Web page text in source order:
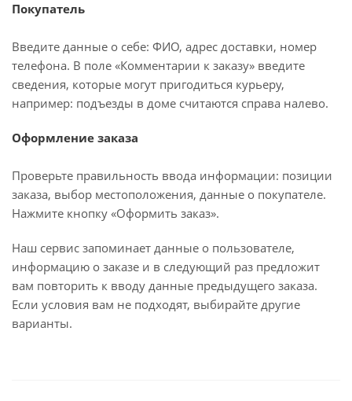
Покупатель
Введите данные о себе: ФИО, адрес доставки, номер
телефона. В поле «Комментарии к заказу» введите
сведения, которые могут пригодиться курьеру,
например: подъезды в доме считаются справа налево.
Оформление заказа
Проверьте правильность ввода информации: позиции
заказа, выбор местоположения, данные о покупателе.
Нажмите кнопку «Оформить заказ».
Наш сервис запоминает данные о пользователе,
информацию о заказе и в следующий раз предложит
вам повторить к вводу данные предыдущего заказа.
Если условия вам не подходят, выбирайте другие
варианты.